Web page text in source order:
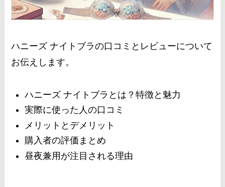
ハニーズ ナイトブラの口コミとレビューについて
お伝えします。
ハニーズ ナイトブラとは？特徴と魅力
実際に使った人の口コミ
メリットとデメリット
購入者の評価まとめ
昼夜兼用が注目される理由